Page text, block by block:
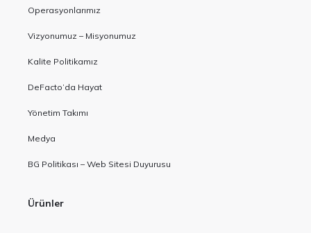
Operasyonlarımız
Vizyonumuz – Misyonumuz
Kalite Politikamız
DeFacto’da Hayat
Yönetim Takımı
Medya
BG Politikası – Web Sitesi Duyurusu
Ürünler